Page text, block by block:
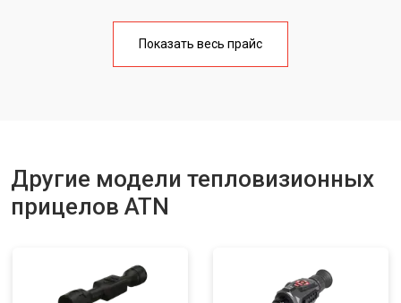
Показать весь прайс
Другие модели тепловизионных
прицелов ATN